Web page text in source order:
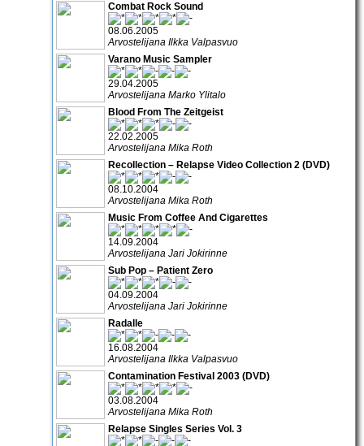
Combat Rock Sound
08.06.2005
Arvostelijana Ilkka Valpasvuo
Varano Music Sampler
29.04.2005
Arvostelijana Marko Ylitalo
Blood From The Zeitgeist
22.02.2005
Arvostelijana Mika Roth
Recollection – Relapse Video Collection 2 (DVD)
08.10.2004
Arvostelijana Mika Roth
Music From Coffee And Cigarettes
14.09.2004
Arvostelijana Jari Jokirinne
Sub Pop – Patient Zero
04.09.2004
Arvostelijana Jari Jokirinne
Radalle
16.08.2004
Arvostelijana Ilkka Valpasvuo
Contamination Festival 2003 (DVD)
03.08.2004
Arvostelijana Mika Roth
Relapse Singles Series Vol. 3